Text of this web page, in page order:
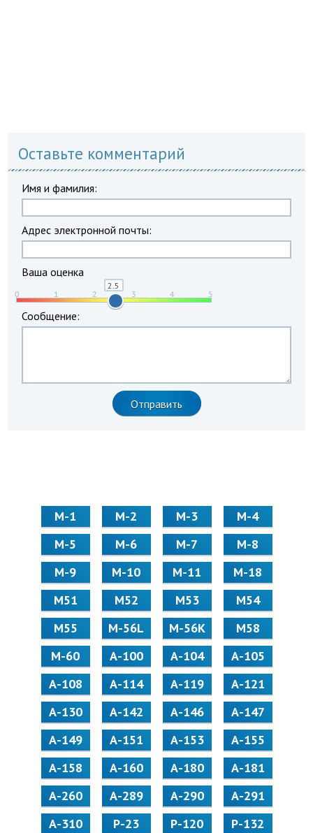
Оставьте комментарий
Имя и фамилия:
Адрес электронной почты:
Ваша оценка
Сообщение:
М-1 М-2 М-3
М-4
М-5
М-6 М-7
М-8
М-9
М-10 М-11
М-18
М51
М52 М53
М54
М55
M-56L M-56K
М58
M-60
А-100 А-104
А-105
А-108
А-114 А-119
А-121
А-130
А-142 А-146
А-147
А-149
А-151 А-153
А-155
А-158
А-160 А-180
А-181
А-260
А-289 А-290
А-291
А-310
Р-23 Р-120
Р-132